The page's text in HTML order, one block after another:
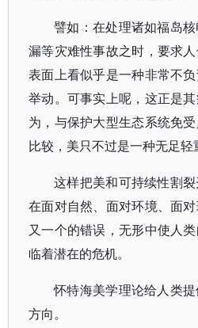
譬如：在处理诸如福岛
漏等灾难性事故之时，要求
表面上看似乎是一种非常不
举动。可事实上呢，这正是
为，与保护大型生态系统免
比较，美只不过是一种无足轻
这样把美和可持续性割
在面对自然、面对环境、面
又一个的错误，无形中使人
临着潜在的危机。
怀特海美学理论给人类
方向。